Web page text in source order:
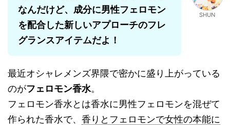
なんだけど、成分に男性フェロモン
を配合した新しいアプローチのフレ
グランスアイテムだよ！
SHUN
最近オシャレメンズ界隈で密かに盛り上がっている
のがフェロモン香水。
フェロモン香水とは香水に男性フェロモンを混ぜて
作られた香水で、 香りとフェロモンで女性の本能に